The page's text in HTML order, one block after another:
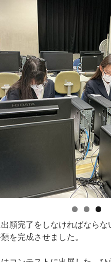
出願完了をしなければなら
を完成させました。